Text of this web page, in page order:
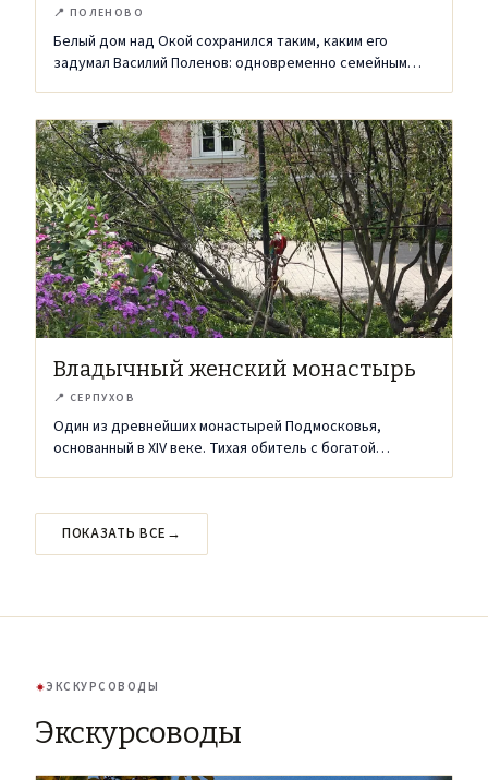
📍 ПОЛЕНОВО
Белый дом над Окой сохранился таким, каким его
задумал Василий Поленов: одновременно семейным
Владычный женский монастырь
📍 СЕРПУХОВ
Один из древнейших монастырей Подмосковья,
основанный в XIV веке. Тихая обитель с богатой
ПОКАЗАТЬ ВСЕ →
ЭКСКУРСОВОДЫ
Экскурсоводы